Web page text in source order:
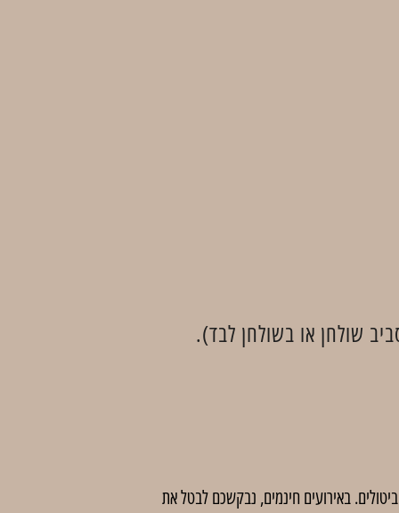
שולחן או בשולחן לבד).
ביטול בסך 5 ₪ לכרטיס. לאחר מועד זה לא יהיו ביטולים. באירועים חינמים, נבקשכם לבטל את